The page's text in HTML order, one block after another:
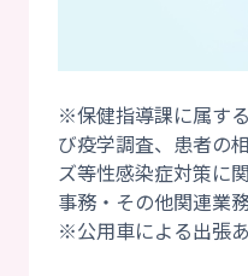
※保健指導課に属す
び疫学調査、患者の
ズ等性感染症対策に
事務・その他関連業